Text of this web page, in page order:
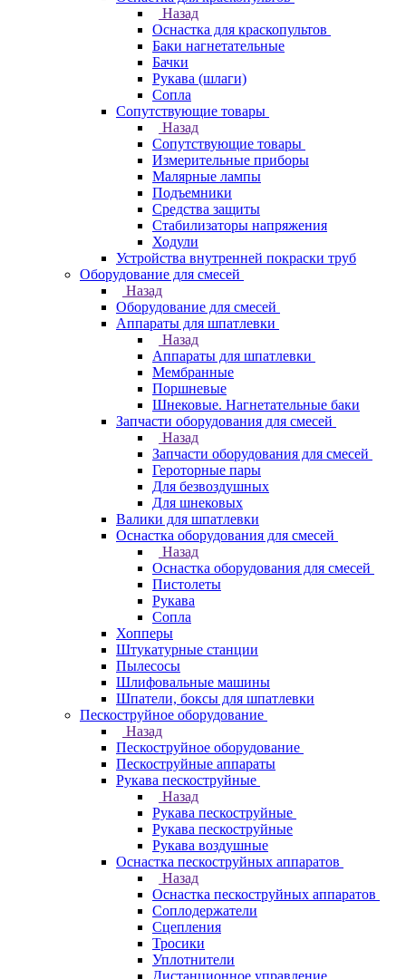
Назад
Оснастка для краскопультов
Баки нагнетательные
Бачки
Рукава (шлаги)
Сопла
Сопутствующие товары
Назад
Сопутствующие товары
Измерительные приборы
Малярные лампы
Подъемники
Средства защиты
Стабилизаторы напряжения
Ходули
Устройства внутренней покраски труб
Оборудование для смесей
Назад
Оборудование для смесей
Аппараты для шпатлевки
Назад
Аппараты для шпатлевки
Мембранные
Поршневые
Шнековые. Нагнетательные баки
Запчасти оборудования для смесей
Назад
Запчасти оборудования для смесей
Героторные пары
Для безвоздушных
Для шнековых
Валики для шпатлевки
Оснастка оборудования для смесей
Назад
Оснастка оборудования для смесей
Пистолеты
Рукава
Сопла
Хопперы
Штукатурные станции
Пылесосы
Шлифовальные машины
Шпатели, боксы для шпатлевки
Пескоструйное оборудование
Назад
Пескоструйное оборудование
Пескоструйные аппараты
Рукава пескоструйные
Назад
Рукава пескоструйные
Рукава пескоструйные
Рукава воздушные
Оснастка пескоструйных аппаратов
Назад
Оснастка пескоструйных аппаратов
Соплодержатели
Сцепления
Тросики
Уплотнители
Дистанционное управление